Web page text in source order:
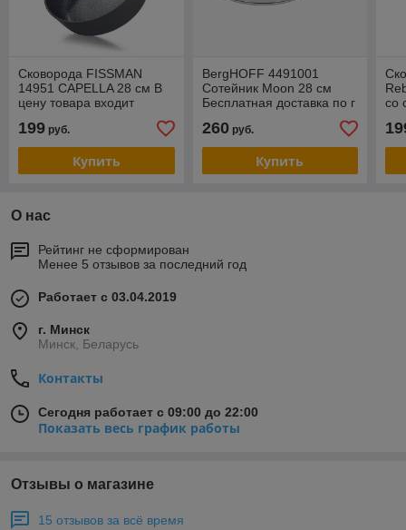
Сковорода FISSMAN
14951 CAPELLA 28 см В
цену товара входит
Фирменная гарантия.
199 руб.
Купить
BergHOFF 4491001
Cотейник Moon 28 см
Бесплатная доставка по г
гарантия.
260руб.
Купить
со
О нас
Рейтинг не сформирован
Менее 5 отзывов за последний год
Работает с 03.04.2019
г. Минск
Минск, Беларусь
Контакты
Сегодня работает с 09:00 до 22:00
Показать весь график работы
Отзывы о магазине
15 отзывов за всё время